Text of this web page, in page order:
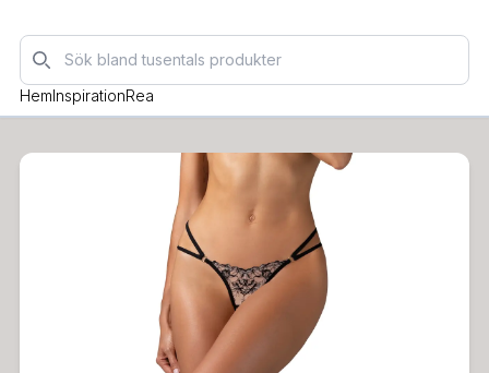
Sök
HemInspirationRea